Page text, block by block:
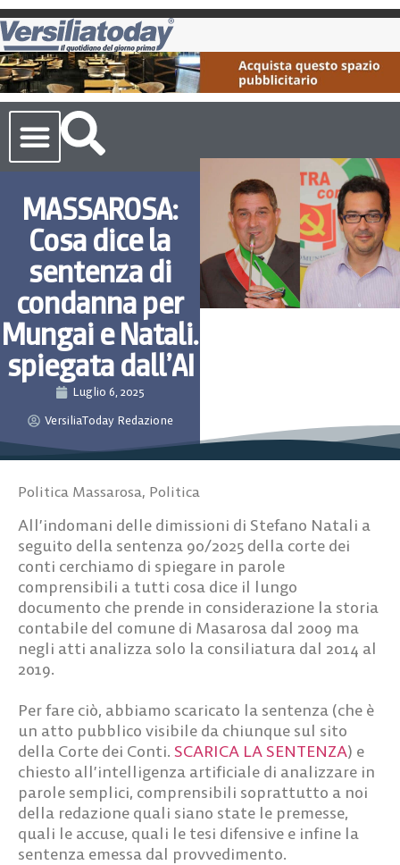
MASSAROSA:
Cosa dice la
sentenza di
condanna per
Mungai e Natali.
spiegata dall’AI
Luglio 6, 2025
VersiliaToday Redazione
Politica Massarosa, Politica
All’indomani delle dimissioni di Stefano Natali a
seguito della sentenza 90/2025 della corte dei
conti cerchiamo di spiegare in parole
comprensibili a tutti cosa dice il lungo
documento che prende in considerazione la storia
contabile del comune di Masarosa dal 2009 ma
negli atti analizza solo la consiliatura dal 2014 al
2019.
Per fare ciò, abbiamo scaricato la sentenza (che è
un atto pubblico visibile da chiunque sul sito
della Corte dei Conti. SCARICA LA SENTENZA) e
chiesto all’intelligenza artificiale di analizzare in
parole semplici, comprensibili soprattutto a noi
della redazione quali siano state le premesse,
quali le accuse, quali le tesi difensive e infine la
sentenza emessa dal provvedimento.